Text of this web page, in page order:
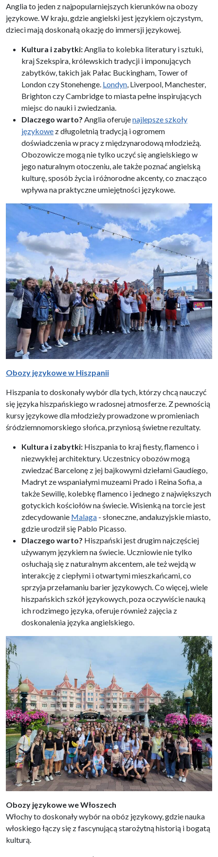
Anglia to jeden z najpopularniejszych kierunków na obozy
językowe. W kraju, gdzie angielski jest językiem ojczystym,
dzieci mają doskonałą okazję do immersji językowej.
Kultura i zabytki:Anglia to kolebka literatury i sztuki,
kraj Szekspira, królewskich tradycji i imponujących
zabytków, takich jak Pałac Buckingham, Tower of
London czy Stonehenge. Londyn, Liverpool, Manchester,
Brighton czy Cambridge to miasta pełne inspirujących
miejsc do nauki i zwiedzania.
Dlaczego warto? Anglia oferujenajlepsze szkoły
językowe z długoletnią tradycją i ogromem
doświadczenia w pracy z międzynarodową młodzieżą.
Obozowicze mogą nie tylko uczyć się angielskiego w
jego naturalnym otoczeniu, ale także poznać angielską
kulturę, sposób życia i różnorodne akcenty, co znacząco
wpływa na praktyczne umiejętności językowe.
Obozy językowe w Hiszpanii
Hiszpania to doskonały wybór dla tych, którzy chcą nauczyć
się języka hiszpańskiego w radosnej atmosferze. Z pewnością
kursy językowe dla młodzieży prowadzone w promieniach
śródziemnomorskiego słońca, przyniosą świetne rezultaty.
Kultura i zabytki: Hiszpania to kraj fiesty, flamenco i
niezwykłej architektury. Uczestnicy obozów mogą
zwiedzać Barcelonę z jej bajkowymi dziełami Gaudíego,
Madryt ze wspaniałymi muzeami Prado i Reina Sofia, a
także Sewillę, kolebkę flamenco i jednego z największych
gotyckich kościołów na świecie. Wisienką na torcie jest
zdecydowanie Malaga - słoneczne, andaluzyjskie miasto,
gdzie urodził się Pablo Picasso.
Dlaczego warto? Hiszpański jest drugim najczęściej
używanym językiem na świecie. Uczniowie nie tylko
osłuchają się z naturalnym akcentem, ale też wejdą w
interakcję z ciepłymi i otwartymi mieszkańcami, co
sprzyja przełamaniu barier językowych. Co więcej, wiele
hiszpańskich szkół językowych, poza oczywiście nauką
ich rodzimego języka, oferuje również zajęcia z
doskonalenia języka angielskiego.
Obozy językowe we Włoszech
Włochy to doskonały wybór na obóz językowy, gdzie nauka
włoskiego łączy się z fascynującą starożytną historią i bogatą
kulturą.